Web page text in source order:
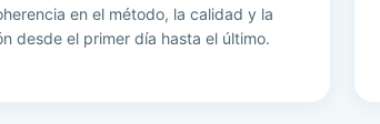
en el método, la calidad y la
desde el primer día hasta el último.